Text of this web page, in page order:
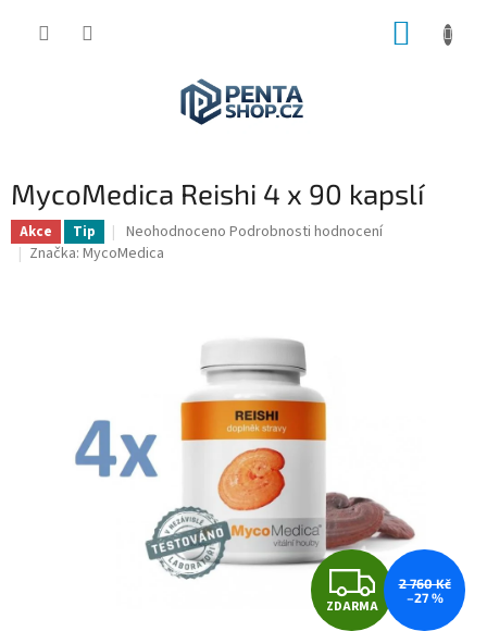
MycoMedica Reishi 4 x 90 kapslí
Akce Tip
Průměrné
hodnocení
Neohodnoceno Podrobnosti hodnocení
Značka: MycoMedica
Z
ZDARMA
2 760 Kč
–27 %